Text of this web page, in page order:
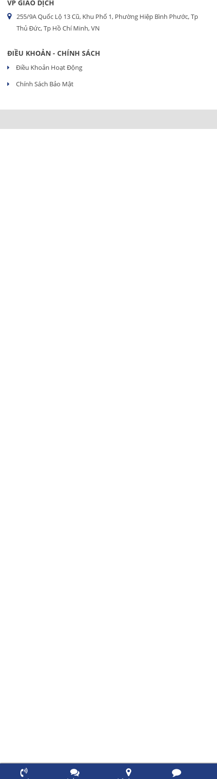
VP GIAO DỊCH
255/9A Quốc Lộ 13 Cũ, Khu Phố 1, Phường Hiệp Bình Phước, Tp
Thủ Đức, Tp Hồ Chí Minh, VN
ĐIỀU KHOẢN - CHÍNH SÁCH
Điều Khoản Hoạt Động
Chính Sách Bảo Mật